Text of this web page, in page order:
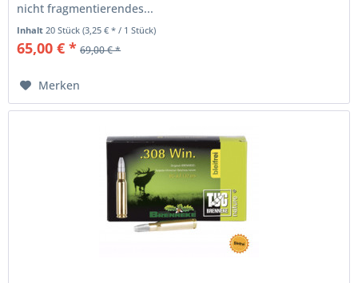
nicht fragmentierendes...
Inhalt 20 Stück(3,25 € * / 1 Stück)
65,00 € * 69,00 € *
Merken